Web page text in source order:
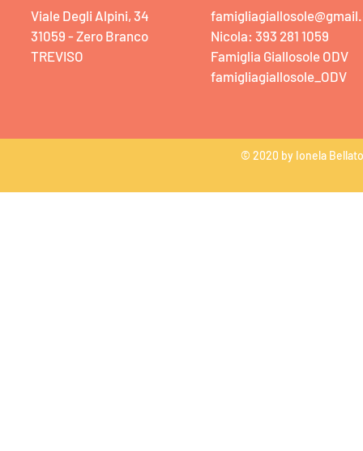
Viale Degli Alpini, 34
31059 - Zero Branco
TREVISO
Nicola: 393 281 1059
Famiglia Giallosole ODV
famigliagiallosole_ODV
© 2020 by Ionela